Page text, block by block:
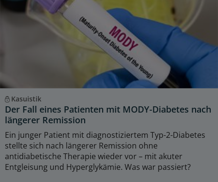
Kasuistik
Der Fall eines Patienten mit MODY-Diabetes nach
längerer Remission
Ein junger Patient mit diagnostiziertem Typ-2-Diabetes
stellte sich nach längerer Remission ohne
antidiabetische Therapie wieder vor – mit akuter
Entgleisung und Hyperglykämie. Was war passiert?